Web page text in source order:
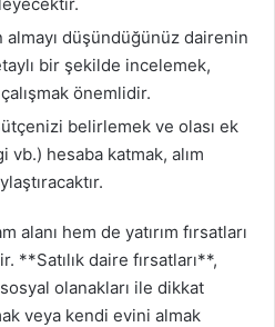
almayı düşündüğünüz dairenin
bir şekilde incelemek,
önemlidir.
belirlemek ve olası ek
vb.) hesaba katmak, alım
alanı hem de yatırım fırsatları
**Satılık daire fırsatları**,
olanakları ile dikkat
veya kendi evini almak